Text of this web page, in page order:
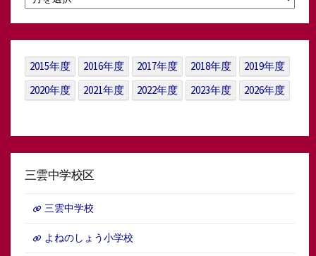
別
ア
イ
ブ
2015年度 2016年度 2017年度 2018年度
2019年度
2020年度
2021年度 2022年度 2023年度 2026年度
三雲中学校区
三雲中学校
よねのしょう小学校